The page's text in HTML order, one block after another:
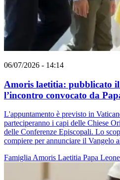
06/07/2026 - 14:14
Amoris laetitia: pubblicato
l’incontro convocato da
L'appuntamento è previsto in
parteciperanno i capi delle Chiese
delle Conferenze Episcopali. Lo
compiere per annunciare il Vangelo
Famiglia Amoris Laetitia Papa